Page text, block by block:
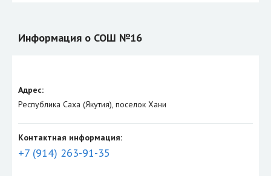
Информация о СОШ №16
Адрес:
Республика Саха (Якутия), поселок Хани
Контактная информация:
+7 (914) 263-91-35